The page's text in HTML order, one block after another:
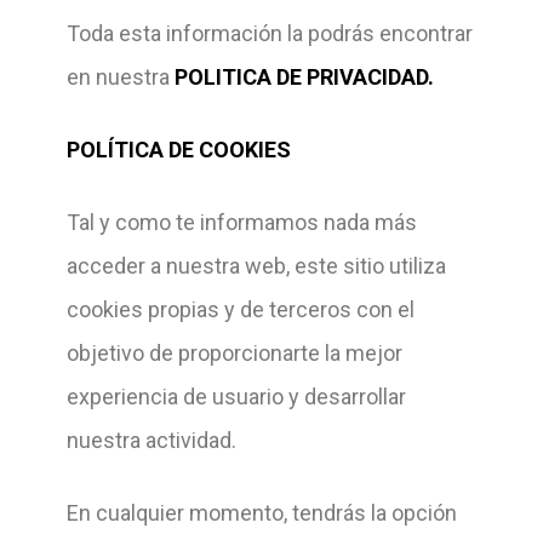
Toda esta información la podrás encontrar
en nuestra POLITICA DE PRIVACIDAD.
POLÍTICA DE COOKIES
Tal y como te informamos nada más
acceder a nuestra web, este sitio utiliza
cookies propias y de terceros con el
objetivo de proporcionarte la mejor
experiencia de usuario y desarrollar
nuestra actividad.
En cualquier momento, tendrás la opción